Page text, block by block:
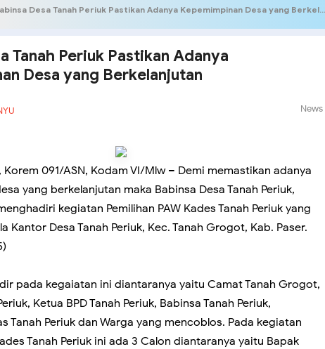
Desa Tanah Periuk Pastikan Adanya Kepemimpinan Desa yang Berkelanjutan
Tanah Periuk Pastikan Adanya
Desa yang Berkelanjutan
News
091/ASN, Kodam VI/Mlw – Demi memastikan adanya
yang berkelanjutan maka Babinsa Desa Tanah Periuk,
kegiatan Pemilihan PAW Kades Tanah Periuk yang
Kantor Desa Tanah Periuk, Kec. Tanah Grogot, Kab. Paser.
pada kegaiatan ini diantaranya yaitu Camat Tanah Grogot,
Ketua BPD Tanah Periuk, Babinsa Tanah Periuk,
Tanah Periuk dan Warga yang mencoblos. Pada kegiatan
Tanah Periuk ini ada 3 Calon diantaranya yaitu Bapak